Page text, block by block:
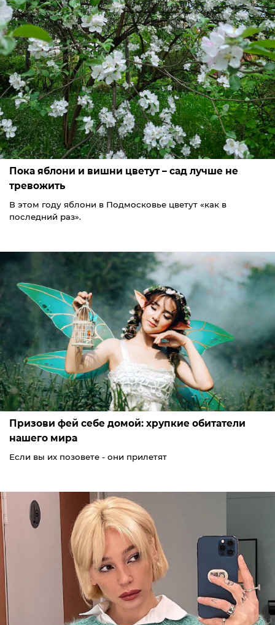
Пока яблони и вишни цветут – сад лучше не
тревожить
В этом году яблони в Подмосковье цветут «как в
последний раз».
Призови фей себе домой: хрупкие обитатели
нашего мира
Если вы их позовете - они прилетят